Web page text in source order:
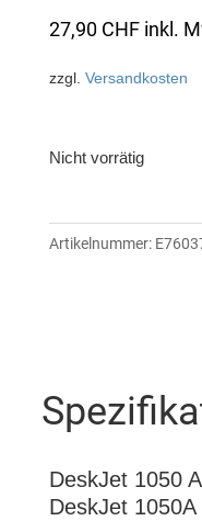
27,90 CHF inkl.
zzgl. Versandkosten
Nicht vorrätig
Artikelnummer:
DeskJet 1050 A
DeskJet 1050A